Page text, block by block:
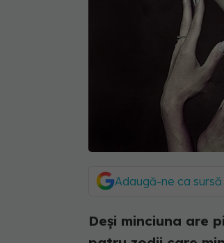
Adaugă-ne ca
Deși minciuna are